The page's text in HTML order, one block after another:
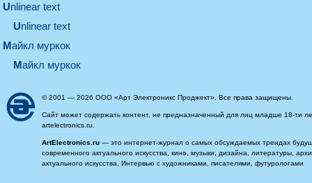
unlinear text
Unlinear text
майкл муркок
майкл муркок
© 2001 — 2026 ООО «Арт Электроникс Проджект». Все права защищены.
Сайт может содержать контент, не предназначенный для лиц младше 18-ти
artelectronics.ru.
ArtElectronics.ru — это интернет-журнал о самых обсуждаемых трендах
современного актуального искусства, кино, музыки, дизайна, литературы,
актуального искусства. Интервью с художниками, писателями, футурологами